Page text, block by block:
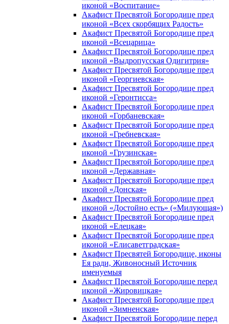
иконой «Воспитание»
Акафист Пресвятой Богородице пред
иконой «Всех скорбящих Радость»
Акафист Пресвятой Богородице пред
иконой «Всецарица»
Акафист Пресвятой Богородице пред
иконой «Выдропусская Одигитрия»
Акафист Пресвятой Богородице пред
иконой «Георгиевская»
Акафист Пресвятой Богородице пред
иконой «Геронтисса»
Акафист Пресвятой Богородице пред
иконой «Горбаневская»
Акафист Пресвятой Богородице пред
иконой «Гребневская»
Акафист Пресвятой Богородице пред
иконой «Грузинская»
Акафист Пресвятой Богородице пред
иконой «Державная»
Акафист Пресвятой Богородице пред
иконой «Донская»
Акафист Пресвятой Богородице пред
иконой «Достойно есть» («Милующая»)
Акафист Пресвятой Богородице пред
иконой «Елецкая»
Акафист Пресвятой Богородице пред
иконой «Елисаветградская»
Акафист Пресвятей Богородице, иконы
Ея ради, Живоносный Источник
именуемыя
Акафист Пресвятой Богородице перед
иконой «Жировицкая»
Акафист Пресвятой Богородице пред
иконой «Зимненская»
Акафист Пресвятой Богородице перед